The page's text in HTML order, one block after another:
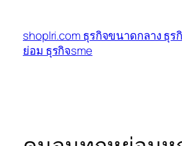
เนื้อหา
shoplri.com ธุรกิจขนาดกลาง ธุ
ย่อม ธุรกิจsme